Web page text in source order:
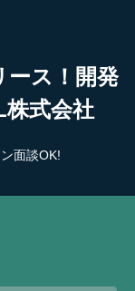
ース！開発
式会社
面談OK!